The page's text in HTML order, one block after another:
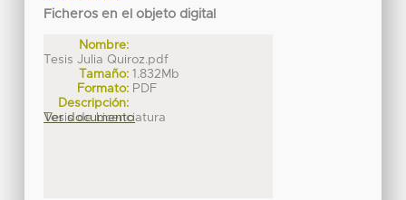
Ficheros en el objeto digital
Nombre:
Tesis Julia Quiroz.pdf
Tamaño: 1.832Mb
Formato: PDF
Descripción:
Tesis de Licenciatura
Ver documento